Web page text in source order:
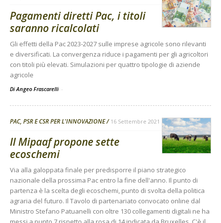
Pagamenti diretti Pac, i titoli
saranno ricalcolati
Gli effetti della Pac 2023-2027 sulle imprese agricole sono rilevanti
e diversificati. La convergenza riduce i pagamenti per gli agricoltori
con titoli più elevati. Simulazioni per quattro tipologie di aziende
agricole
Di Angeo Frascarelli -
PAC, PSR E CSR PER L'INNOVAZIONE 16 Settembre 2021
Il Mipaaf propone sette
ecoschemi
Via alla galoppata finale per predisporre il piano strategico
nazionale della prossima Pac entro la fine dell'anno. Il punto di
partenza è la scelta degli ecoschemi, punto di svolta della politica
agraria del futuro. Il Tavolo di partenariato convocato online dal
Ministro Stefano Patuanelli con oltre 130 collegamenti digitali ne ha